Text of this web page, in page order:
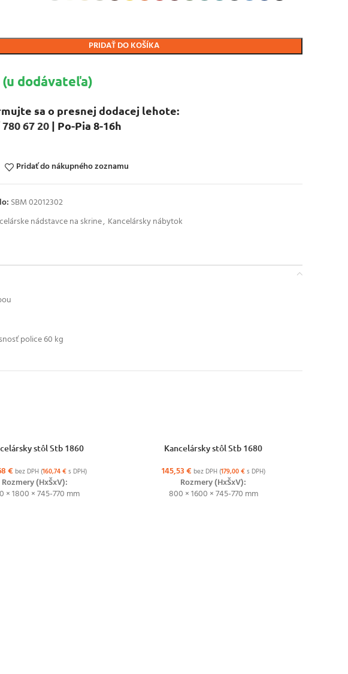
PRIDAŤ DO KOŠÍKA
dodávateľa)
sa o presnej dodacej lehote:
67 20 | Po-Pia 8-16h
Pridať do nákupného zoznamu
SBM 02012302
nádstavce na skrine, Kancelársky nábytok
police 60 kg
stôl Stb 1860
€ bez DPH (160,74€s DPH)
Rozmery (HxŠxV):
× 1800 × 745-770 mm
VÝBER MOŽNOSTÍKancelársky stôl Stb 1680
145,53€ bez DPH (179,00€s DPH)
Rozmery (HxŠxV):
800 × 1600 × 745-770 mm